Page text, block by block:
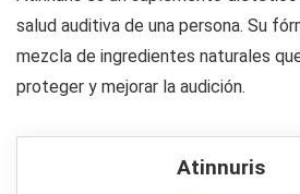
salud auditiva de una persona. Su
mezcla de ingredientes naturales
proteger y mejorar la audición.
Atinnuris